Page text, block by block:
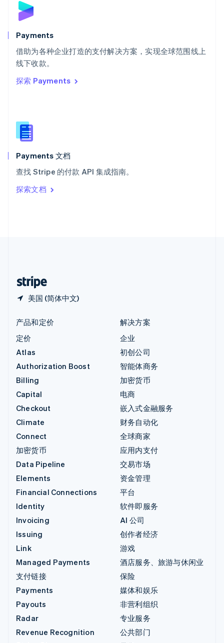
Payments
借助为各种企业打造的支付解决方案，实现全球范围线上
线下收款。
探索 Payments
Payments 文档
查找 Stripe 的付款 API 集成指南。
探索文档
美国 (简体中文)
English
斯洛文尼亚
泰国
ไทยEnglish
希腊
English
西班牙
新西兰
English
匈牙利
English
ItalianoEnglish
印度
English
产品和定价
定价
Atlas
Authorization Boost
Billing
Capital
Checkout
Climate
Connect
加密货币
Data Pipeline
Elements
Financial Connections
Identity
Invoicing
Issuing
Link
Managed Payments
支付链接
Payments
Payouts
Radar
Revenue Recognition
解决方案
企业
初创公司
智能体商务
加密货币
电商
嵌入式金融服务
财务自动化
全球商家
应用内支付
交易市场
资金管理
平台
软件即服务
AI 公司
创作者经济
游戏
酒店服务、旅游与休闲业
保险
媒体和娱乐
非营利组织
专业服务
公共部门